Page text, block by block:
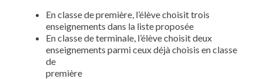
En classe de première, l’élève choisit trois
enseignements dans la liste proposée
En classe de terminale, l’élève choisit deux
enseignements parmi ceux déjà choisis en classe
de
première